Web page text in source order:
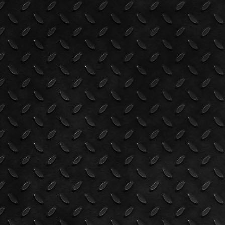
ที่สามารถทำการบินปล่อยเ
เมื่อวันที่ ๒๓ ธ.ค. ๖๘ ณ สน
One another closer step
Today, Sparrows is flying out
ชีวิตการเป็นนักบินทหารบ
ศิษย์การบินทหารบก ชั้นประถมรุ่นที่